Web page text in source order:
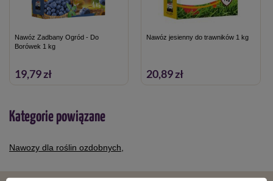
Nawóz Zadbany Ogród - Do
Borówek 1 kg
19,79 zł
Nawóz jesienny do trawników 1 kg
20,89 zł
Kategorie powiązane
Nawozy dla roślin ozdobnych,